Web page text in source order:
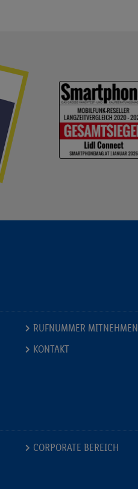
RUFNUMMER MITNEHMEN
KONTAKT
CORPORATE BEREICH